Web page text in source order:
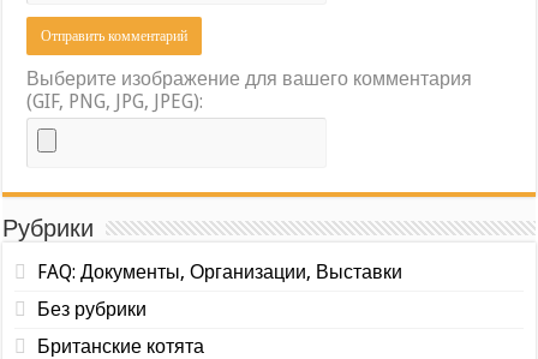
Выберите изображение для вашего комментария
(GIF, PNG, JPG, JPEG):
Рубрики
FAQ: Документы, Организации, Выставки
Без рубрики
Британские котята